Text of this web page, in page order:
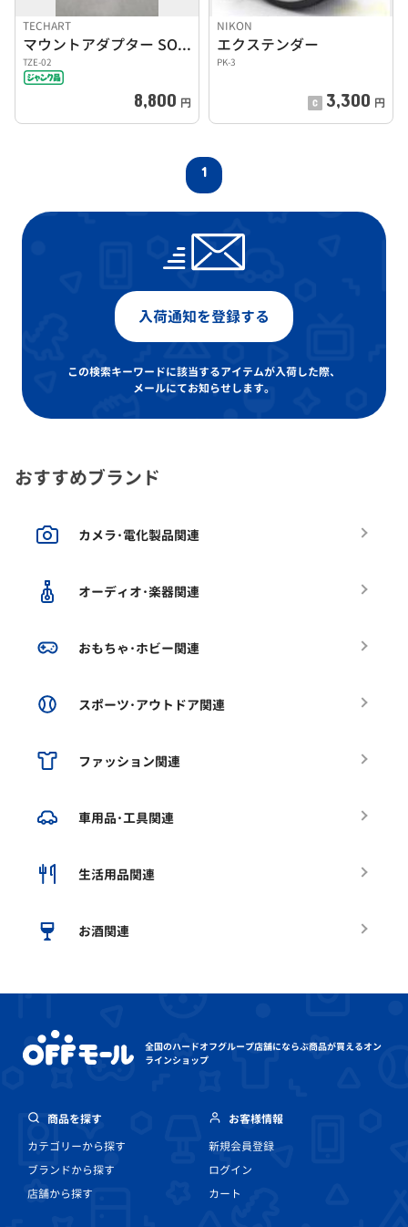
TECHART
マウントアダプター SONY E→NIKON Z
TZE-02
8,800 円
NIKON
エクステンダー
PK-3
3,300 円
1
入荷通知を登録する
この検索キーワードに該当するアイテムが入荷した際、
メールにてお知らせします。
おすすめブランド
カメラ･電化製品関連
オーディオ･楽器関連
おもちゃ･ホビー関連
スポーツ･アウトドア関連
ファッション関連
車用品･工具関連
生活用品関連
お酒関連
全国のハードオフグループ店舗にならぶ商品が買えるオン
ラインショップ
商品を探す
カテゴリーから探す
ブランドから探す
店舗から探す
お客様情報
新規会員登録
ログイン
カート